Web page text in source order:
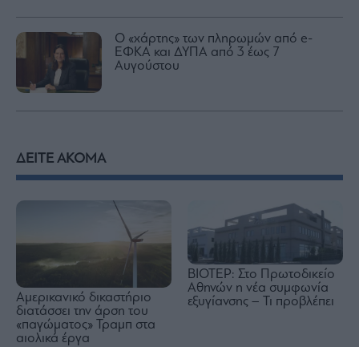
Ο «χάρτης» των πληρωμών από e-
ΕΦΚΑ και ΔΥΠΑ από 3 έως 7
Αυγούστου
ΔΕΙΤΕ ΑΚΟΜΑ
Αμερικανικό δικαστήριο
διατάσσει την άρση του
«παγώματος» Τραμπ στα
αιολικά έργα
ΒΙΟΤΕΡ: Στο Πρωτοδικείο
Αθηνών η νέα συμφωνία
εξυγίανσης – Τι προβλέπει